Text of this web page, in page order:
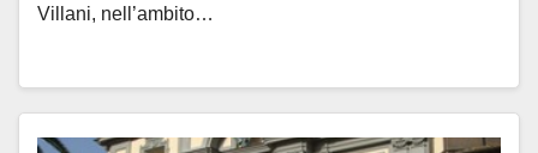
Villani, nell’ambito…